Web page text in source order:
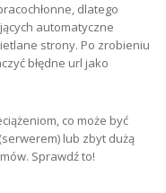
dlatego
automatyczne
strony. Po zrobieniu
błędne url jako
co może być
lub zbyt dużą
Sprawdź to!